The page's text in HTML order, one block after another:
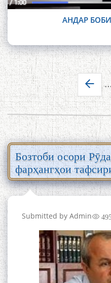
АНДАР
Pages
Бозтоби осори
фарҳангҳои
тоҷикӣ
Submitted by Admin